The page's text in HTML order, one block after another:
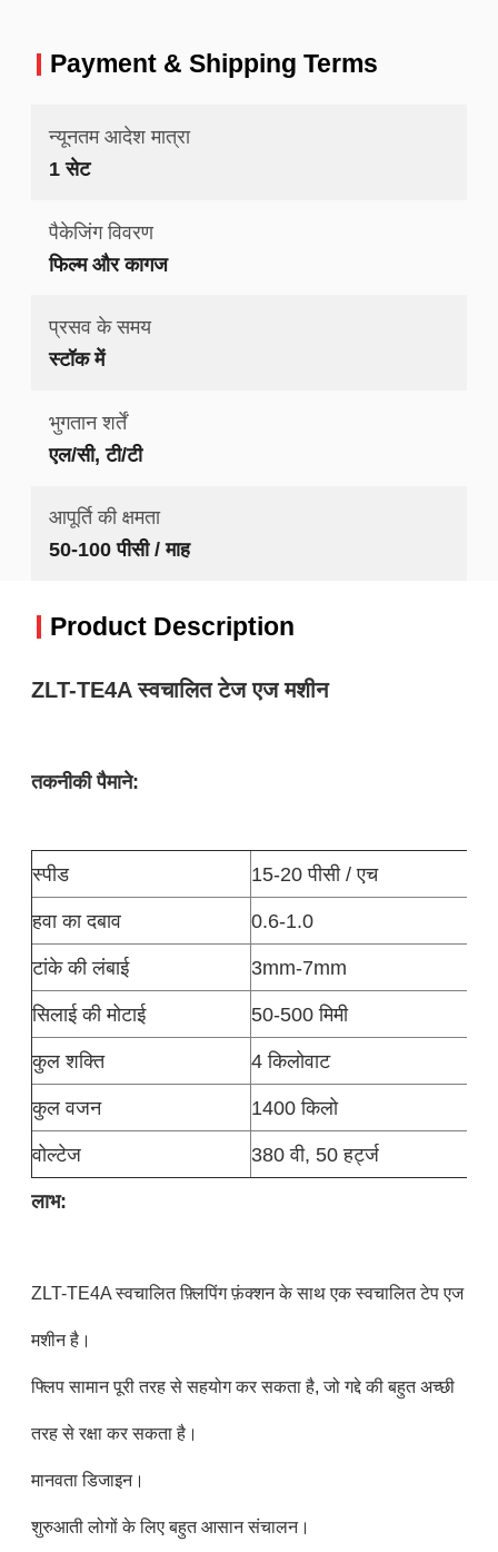
Payment & Shipping Terms
न्यूनतम आदेश मात्रा
1 सेट
पैकेजिंग विवरण
फिल्म और कागज
प्रसव के समय
स्टॉक में
भुगतान शर्तें
एल/सी, टी/टी
आपूर्ति की क्षमता
50-100 पीसी / माह
Product Description
ZLT-TE4A स्वचालित टेज एज मशीन
तकनीकी पैमाने:
स्पीड
15-20 पीसी / एच
हवा का दबाव
0.6-1.0
टांके की लंबाई
3mm-7mm
सिलाई की मोटाई
50-500 मिमी
कुल शक्ति
4 किलोवाट
कुल वजन
1400 किलो
वोल्टेज
380 वी, 50 हर्ट्ज
लाभ:
ZLT-TE4A स्वचालित फ़्लिपिंग फ़ंक्शन के साथ एक स्वचालित टेप एज
मशीन है।
फ्लिप सामान पूरी तरह से सहयोग कर सकता है, जो गद्दे की बहुत अच्छी
तरह से रक्षा कर सकता है।
मानवता डिजाइन।
शुरुआती लोगों के लिए बहुत आसान संचालन।